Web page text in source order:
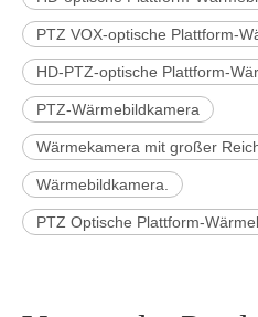
PTZ VOX-optische Plattform-
HD-PTZ-optische Plattform-
PTZ-Wärmebildkamera
Wärmekamera mit großer
Wärmebildkamera.
PTZ Optische Plattform-